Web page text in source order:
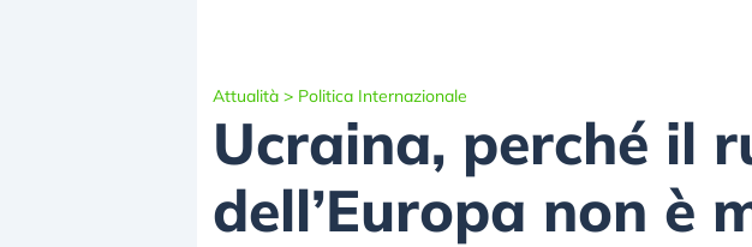
Attualità > Politica Internazionale
Ucraina, perché il
dell’Europa non è